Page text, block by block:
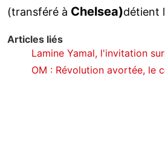
(transféré à Chelsea)détient
Articles liés
Lamine Yamal, l'invitation
OM : Révolution avortée, le